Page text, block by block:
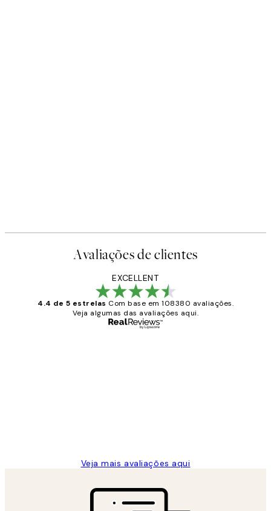
Avaliações de clientes
EXCELLENT
4.4 de 5 estrelas Com base em 108380 avaliações.
Veja algumas das avaliações aqui.
Veja mais avaliações aqui